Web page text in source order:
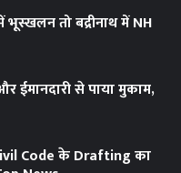
भूस्‍खलन तो बद्रीनाथ में NH
ईमानदारी से पाया मुकाम,
Code के Drafting का